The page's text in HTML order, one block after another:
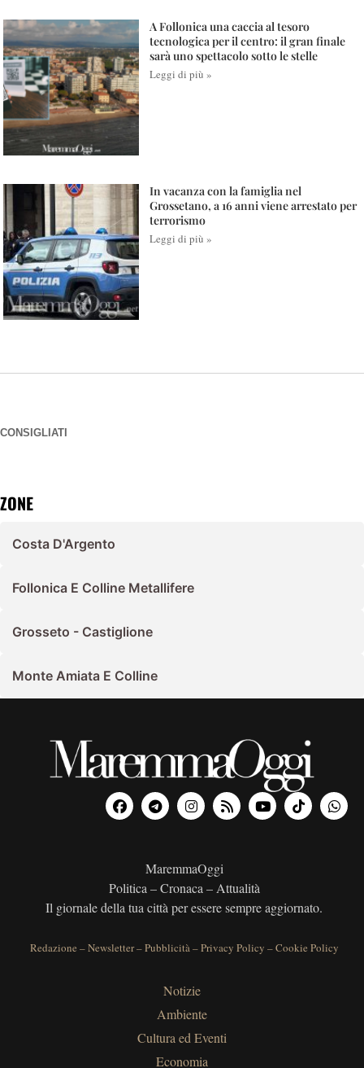
A Follonica una caccia al tesoro
tecnologica per il centro: il gran finale
sarà uno spettacolo sotto le stelle
Leggi di più »
In vacanza con la famiglia nel
Grossetano, a 16 anni viene arrestato per
terrorismo
Leggi di più »
CONSIGLIATI
ZONE
Costa D'Argento
Follonica E Colline Metallifere
Grosseto - Castiglione
Monte Amiata E Colline
MaremmaOggi
Politica – Cronaca – Attualità
Il giornale della tua città per essere sempre aggiornato.
Redazione –Newsletter–Pubblicità–Privacy Policy –Cookie Policy
Notizie
Ambiente
Cultura ed Eventi
Economia